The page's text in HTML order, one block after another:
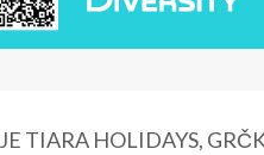
TIARA HOLIDAYS,